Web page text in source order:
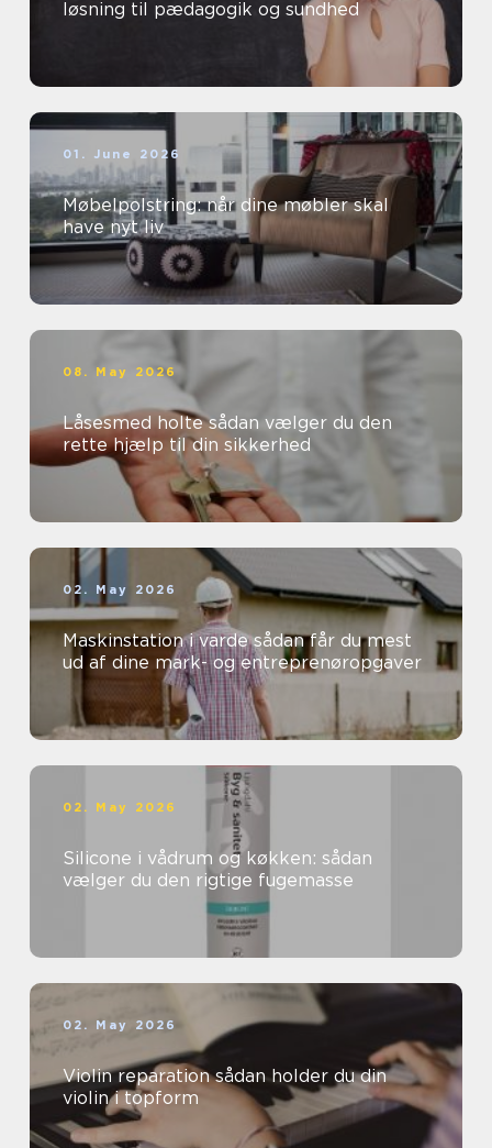
løsning til pædagogik og sundhed
01. June 2026
Møbelpolstring: når dine møbler skal
have nyt liv
08. May 2026
Låsesmed holte sådan vælger du den
rette hjælp til din sikkerhed
02. May 2026
Maskinstation i varde sådan får du mest
ud af dine mark- og entreprenøropgaver
02. May 2026
Silicone i vådrum og køkken: sådan
vælger du den rigtige fugemasse
02. May 2026
Violin reparation sådan holder du din
violin i topform